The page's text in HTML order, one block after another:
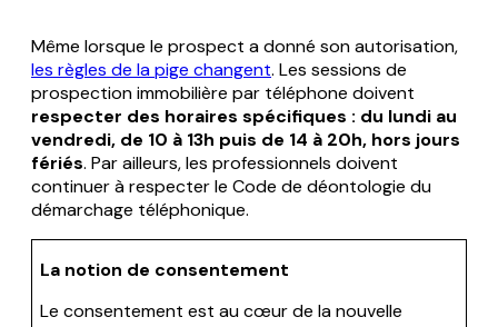
Même lorsque le prospect a donné son autorisation,
les règles de la pige changent. Les sessions de
prospection immobilière par téléphone doivent
respecter des horaires spécifiques : du lundi au
vendredi, de 10 à 13h puis de 14 à 20h, hors jours
fériés. Par ailleurs, les professionnels doivent
continuer à respecter le Code de déontologie du
démarchage téléphonique.
La notion de consentement
Le consentement est au cœur de la nouvelle